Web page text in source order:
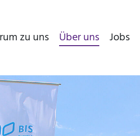
zu uns Über uns Jobs